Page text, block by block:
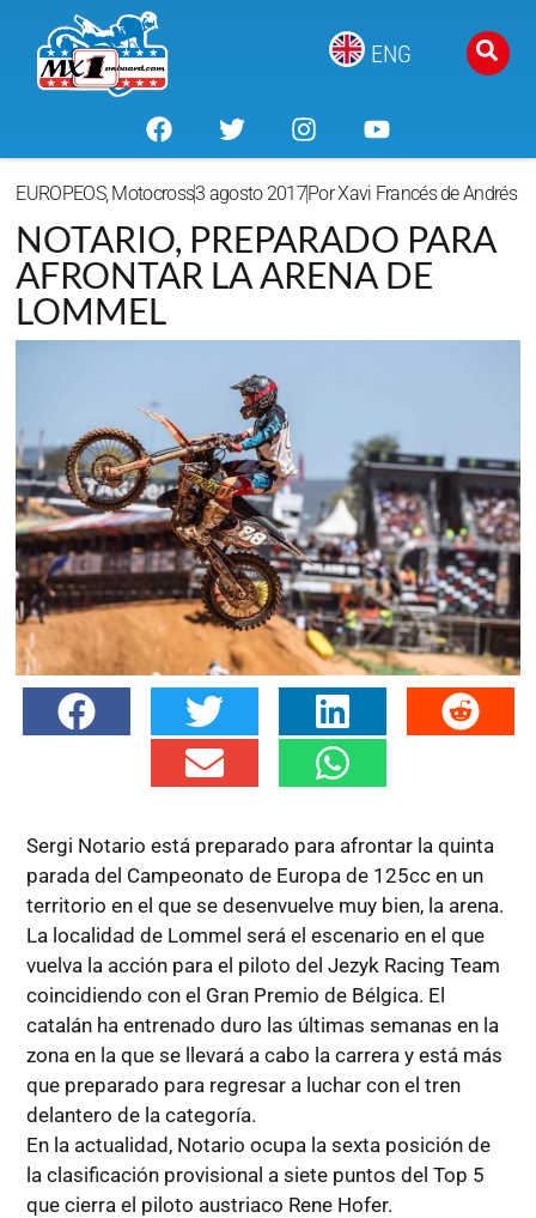
ENG
EUROPEOS, Motocross3 agosto 2017PorXavi Francés de Andrés
NOTARIO, PREPARADO PARA
AFRONTAR LA ARENA DE
LOMMEL
Sergi Notario está preparado para afrontar la quinta
parada del Campeonato de Europa de 125cc en un
territorio en el que se desenvuelve muy bien, la arena.
La localidad de Lommel será el escenario en el que
vuelva la acción para el piloto del Jezyk Racing Team
coincidiendo con el Gran Premio de Bélgica. El
catalán ha entrenado duro las últimas semanas en la
zona en la que se llevará a cabo la carrera y está más
que preparado para regresar a luchar con el tren
delantero de la categoría.
En la actualidad, Notario ocupa la sexta posición de
la clasificación provisional a siete puntos del Top 5
que cierra el piloto austriaco Rene Hofer.